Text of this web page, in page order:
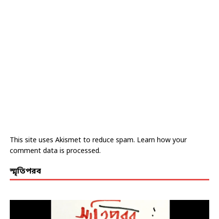
This site uses Akismet to reduce spam. Learn how your
comment data is processed.
স্মৃতিপরব